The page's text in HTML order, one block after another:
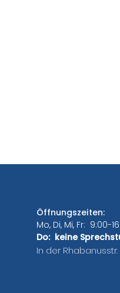
Öffnungszeiten:
Mo, Di, Mi, Fr: 9:00-
Do: keine
In der Rhabanusstr.